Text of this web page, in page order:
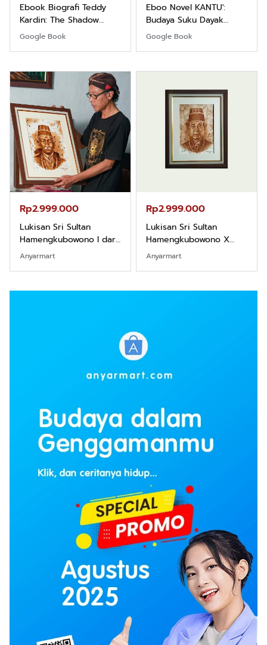
Ebook Biografi Teddy
Kardin: The Shadow
Khight |
Google Book
Eboo Novel KANTU':
Budaya Suku Dayak
Borneo
Google Book
Rp2.999.000
Lukisan Sri Sultan
Hamengkubowono I dari
Kopi Karya Rudi Winarso
Anyarmart
Rp2.999.000
Lukisan Sri Sultan
Hamengkubowono X
dari Kopi Karya Rudi
Winarso
Anyarmart